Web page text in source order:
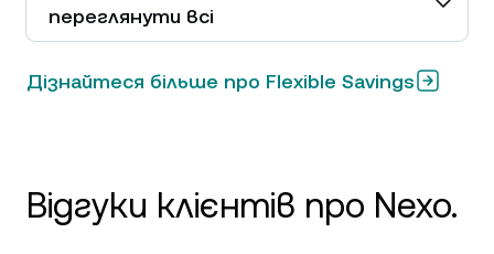
переглянути всі
Дізнайтеся більше про Flexible Savings
Відгуки клієнтів про Nexo.